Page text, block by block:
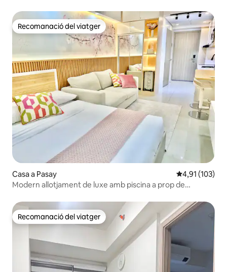
Recomanació del viatger
Recomanació del viatger
Casa a Pasay 4,91 de
4,91 (103)
Modern allotjament de luxe amb piscina a prop de
Recomanació del viatger
Recomanació del viatger